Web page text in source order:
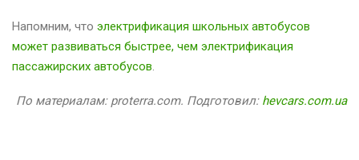
Напомним, что электрификация школьных автобусов
может развиваться быстрее, чем электрификация
пассажирских автобусов.
По материалам: proterra.com. Подготовил: hevcars.com.ua